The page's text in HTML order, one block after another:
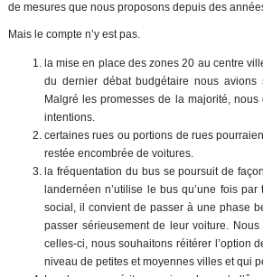
de mesures que nous proposons depuis des
Mais le compte n’y est pas.
la mise en place des zones 20 au centre
du dernier débat budgétaire nous avions
Malgré les promesses de la majorité,
intentions.
certaines rues ou portions de rues
restée encombrée de voitures.
la fréquentation du bus se poursuit de
landernéen n’utilise le bus qu’une fois
social, il convient de passer à une phase
passer sérieusement de leur voiture.
celles-ci, nous souhaitons réitérer l’option
niveau de petites et moyennes villes et qui